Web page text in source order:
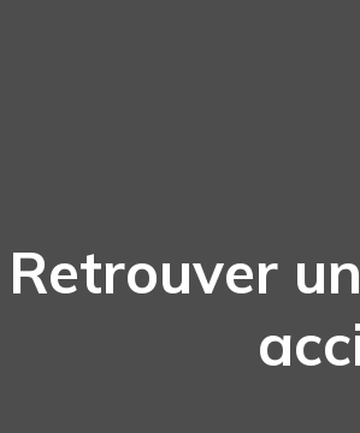
Retrouver